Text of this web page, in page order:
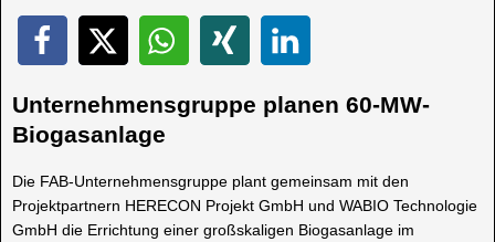
Unternehmensgruppe planen 60-MW-
Biogasanlage
Die FAB-Unternehmensgruppe plant gemeinsam mit den
Projektpartnern HERECON Projekt GmbH und WABIO Technologie
GmbH die Errichtung einer großskaligen Biogasanlage im